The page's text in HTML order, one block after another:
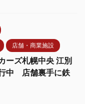
店舗・商業施設
ーズ札幌中央 江別
中 店舗裏手に鉄